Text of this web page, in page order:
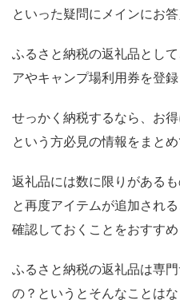
といった疑問にメインにお答
ふるさと納税の返礼品とし
アやキャンプ場利用券を登
せっかく納税するなら、お
という方必見の情報をまとめ
返礼品には数に限りがある
と再度アイテムが追加され
確認しておくことをおすすめ
ふるさと納税の返礼品は専
の？というとそんなことは